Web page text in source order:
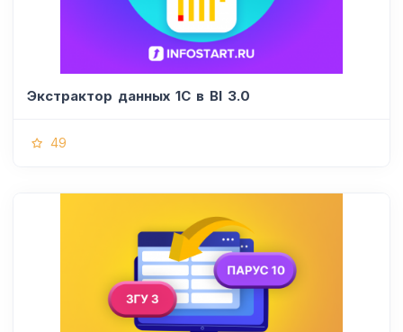
Экстрактор данных 1С в BI 3.0
49